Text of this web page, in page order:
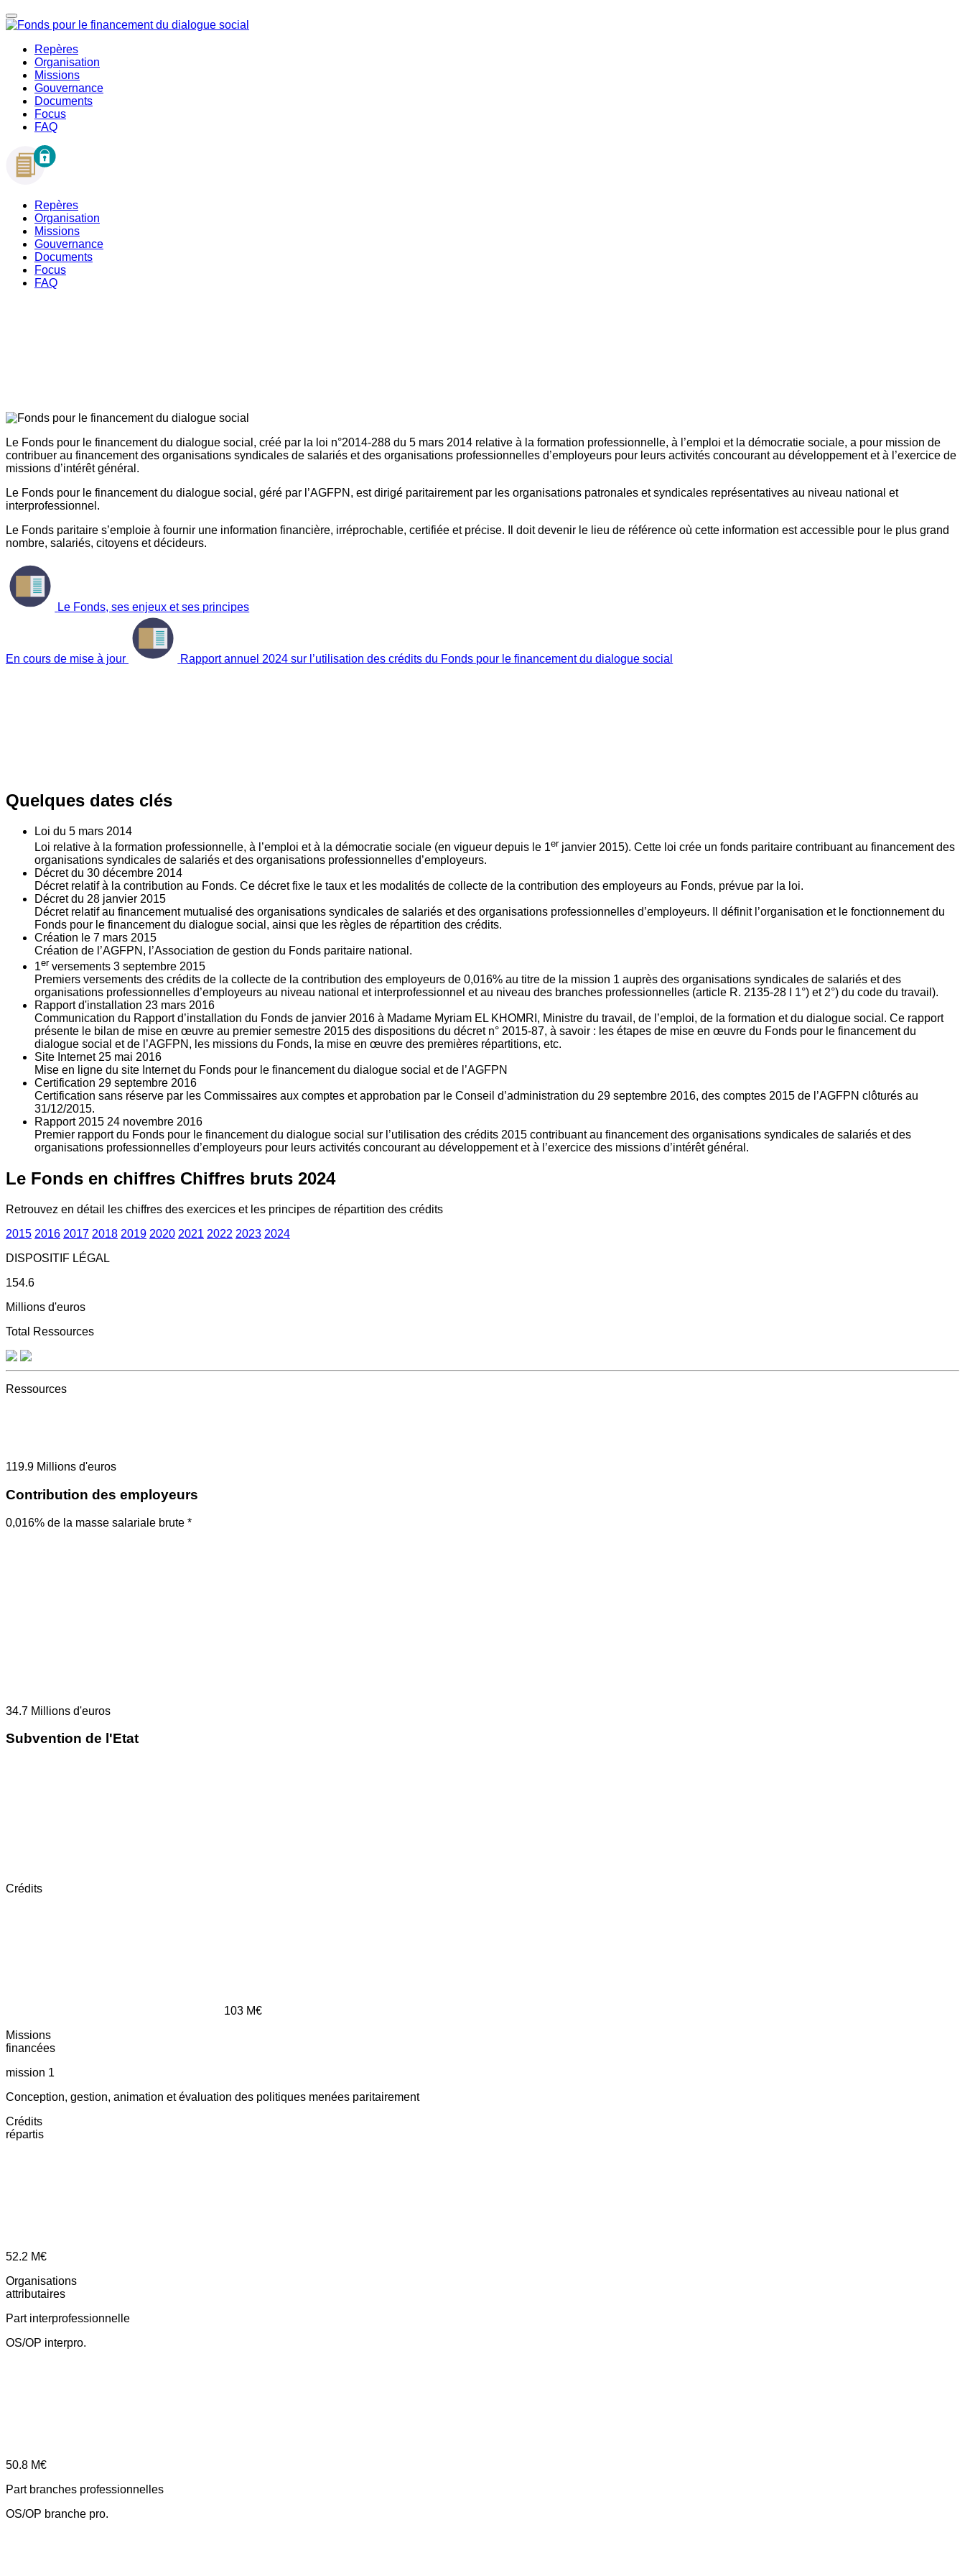
Repères
Organisation
Missions
Gouvernance
Documents
Focus
FAQ
Repères
Organisation
Missions
Gouvernance
Documents
Focus
FAQ
Le Fonds pour le financement du dialogue social, créé par la loi n°2014-288 du 5 mars 2014 relative à la formation professionnelle, à l’emploi et la démocratie sociale, a pour mission de
contribuer au financement des organisations syndicales de salariés et des organisations professionnelles d’employeurs pour leurs activités concourant au développement et à l’exercice de
missions d’intérêt général.
Le Fonds pour le financement du dialogue social, géré par l’AGFPN, est dirigé paritairement par les organisations patronales et syndicales représentatives au niveau national et
interprofessionnel.
Le Fonds paritaire s’emploie à fournir une information financière, irréprochable, certifiée et précise. Il doit devenir le lieu de référence où cette information est accessible pour le plus grand
nombre, salariés, citoyens et décideurs.
Le Fonds, ses enjeux et ses principes
En cours de mise à jour Rapport annuel 2024 sur l’utilisation des crédits du Fonds pour le financement du dialogue social
Quelques dates clés
Loi du 5 mars 2014
Loi relative à la formation professionnelle, à l’emploi et à la démocratie sociale (en vigueur depuis le 1er janvier 2015). Cette loi crée un fonds paritaire contribuant au financement des
organisations syndicales de salariés et des organisations professionnelles d’employeurs.
Décret du 30 décembre 2014
Décret relatif à la contribution au Fonds. Ce décret fixe le taux et les modalités de collecte de la contribution des employeurs au Fonds, prévue par la loi.
Décret du 28 janvier 2015
Décret relatif au financement mutualisé des organisations syndicales de salariés et des organisations professionnelles d’employeurs. Il définit l’organisation et le fonctionnement du
Fonds pour le financement du dialogue social, ainsi que les règles de répartition des crédits.
Création le 7 mars 2015
Création de l’AGFPN, l’Association de gestion du Fonds paritaire national.
1er versements 3 septembre 2015
Premiers versements des crédits de la collecte de la contribution des employeurs de 0,016% au titre de la mission 1 auprès des organisations syndicales de salariés et des
organisations professionnelles d’employeurs au niveau national et interprofessionnel et au niveau des branches professionnelles (article R. 2135‐28 I 1°) et 2°) du code du travail).
Rapport d'installation 23 mars 2016
Communication du Rapport d’installation du Fonds de janvier 2016 à Madame Myriam EL KHOMRI, Ministre du travail, de l’emploi, de la formation et du dialogue social. Ce rapport
présente le bilan de mise en œuvre au premier semestre 2015 des dispositions du décret n° 2015-87, à savoir : les étapes de mise en œuvre du Fonds pour le financement du
dialogue social et de l’AGFPN, les missions du Fonds, la mise en œuvre des premières répartitions, etc.
Site Internet 25 mai 2016
Mise en ligne du site Internet du Fonds pour le financement du dialogue social et de l’AGFPN
Certification 29 septembre 2016
Certification sans réserve par les Commissaires aux comptes et approbation par le Conseil d’administration du 29 septembre 2016, des comptes 2015 de l’AGFPN clôturés au
31/12/2015.
Rapport 2015 24 novembre 2016
Premier rapport du Fonds pour le financement du dialogue social sur l’utilisation des crédits 2015 contribuant au financement des organisations syndicales de salariés et des
organisations professionnelles d’employeurs pour leurs activités concourant au développement et à l’exercice des missions d’intérêt général.
Le Fonds en chiffres Chiffres bruts 2024
Retrouvez en détail les chiffres des exercices et les principes de répartition des crédits
2015 2016 2017 2018 2019 2020 2021 2022 2023 2024
DISPOSITIF LÉGAL
154.6
Millions d'euros
Total Ressources
Ressources
119.9 Millions d'euros
Contribution des employeurs
0,016% de la masse salariale brute *
34.7 Millions d'euros
Subvention de l'Etat
Crédits
103 M€
Missions
financées
mission 1
Conception, gestion, animation et évaluation des politiques menées paritairement
Crédits
répartis
52.2 M€
Organisations
attributaires
Part interprofessionnelle
OS/OP interpro.
50.8 M€
Part branches professionnelles
OS/OP branche pro.